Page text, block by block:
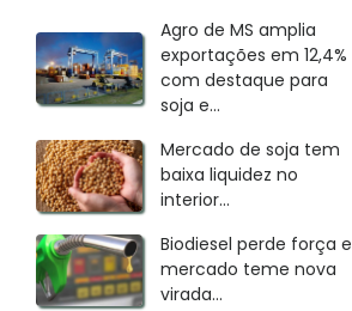
Agro de MS amplia
exportações em 12,4%
com destaque para
soja e...
Mercado de soja tem
baixa liquidez no
interior...
Biodiesel perde força e
mercado teme nova
virada...